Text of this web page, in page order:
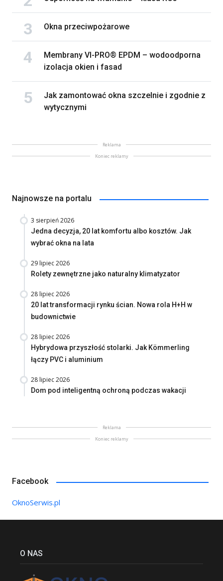
Okna przeciwpożarowe
Membrany VI-PRO® EPDM – wodoodporna
izolacja okien i fasad
Jak zamontować okna szczelnie i zgodnie z
wytycznymi
Reklama
Koniec reklamy
Najnowsze na portalu
3 sierpień 2026
Jedna decyzja, 20 lat komfortu albo kosztów. Jak
wybrać okna na lata
29 lipiec 2026
Rolety zewnętrzne jako naturalny klimatyzator
28 lipiec 2026
20 lat transformacji rynku ścian. Nowa rola H+H w
budownictwie
28 lipiec 2026
Hybrydowa przyszłość stolarki. Jak Kömmerling
łączy PVC i aluminium
28 lipiec 2026
Dom pod inteligentną ochroną podczas wakacji
Reklama
Koniec reklamy
Facebook
OknoSerwis.pl
O NAS